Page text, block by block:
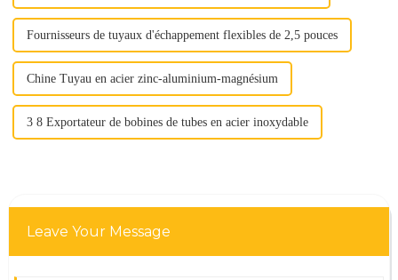
Fournisseurs de tuyaux d'échappement flexibles de 2,5 pouces
Chine Tuyau en acier zinc-aluminium-magnésium
3 8 Exportateur de bobines de tubes en acier inoxydable
Leave Your Message